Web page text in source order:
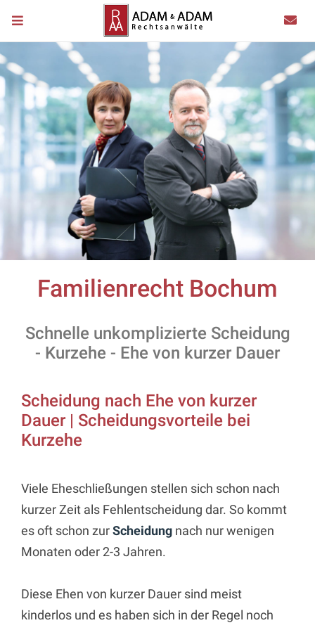
Familienrecht Bochum
Schnelle unkomplizierte Scheidung
- Kurzehe - Ehe von kurzer Dauer
Scheidung nach Ehe von kurzer
Dauer | Scheidungsvorteile bei
Kurzehe
Viele Eheschließungen stellen sich schon nach
kurzer Zeit als Fehlentscheidung dar. So kommt
es oft schon zurScheidung nach nur wenigen
Monaten oder 2-3 Jahren.
Diese Ehen von kurzer Dauer sind meist
kinderlos und es haben sich in der Regel noch